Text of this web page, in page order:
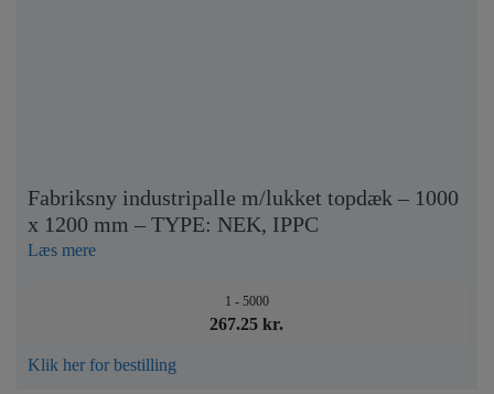
Fabriksny industripalle m/lukket topdæk – 1000
x 1200 mm – TYPE: NEK, IPPC
Læs mere
1 - 5000
267.25 kr.
Klik her for bestilling